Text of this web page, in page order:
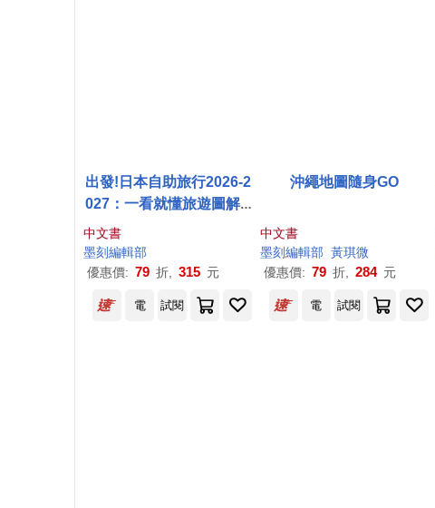
出發!日本自助旅行2026-2
027：一看就懂旅遊圖解S
中文書
墨刻編輯部
優惠價: 79 折, 315 元
沖繩地圖隨身GO
中文書
墨刻編輯部 黃琪微
優惠價: 79 折, 284 元
電 試閱 電 試閱